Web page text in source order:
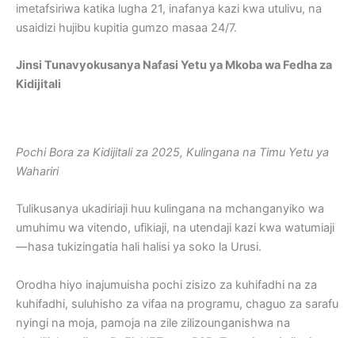
imetafsiriwa katika lugha 21, inafanya kazi kwa utulivu, na
usaidizi hujibu kupitia gumzo masaa 24/7.
Jinsi Tunavyokusanya Nafasi Yetu ya Mkoba wa Fedha za
Kidijitali
Pochi Bora za Kidijitali za 2025, Kulingana na Timu Yetu ya
Wahariri
Tulikusanya ukadiriaji huu kulingana na mchanganyiko wa
umuhimu wa vitendo, ufikiaji, na utendaji kazi kwa watumiaji
—hasa tukizingatia hali halisi ya soko la Urusi.
Orodha hiyo inajumuisha pochi zisizo za kuhifadhi na za
kuhifadhi, suluhisho za vifaa na programu, chaguo za sarafu
nyingi na moja, pamoja na zile zilizounganishwa na